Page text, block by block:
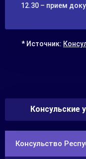
12.30 – прием
* Источник:
Консульские
Консульство